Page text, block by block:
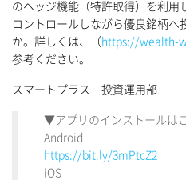
のヘッジ機能（特許取得）を利用
コントロールしながら優良銘柄へ
か。詳しくは、（ https://wealth-
参考ください。
スマートプラス 投資運用部
▼アプリのインストールは
Android
https://bit.ly/3mPtcZ2
iOS